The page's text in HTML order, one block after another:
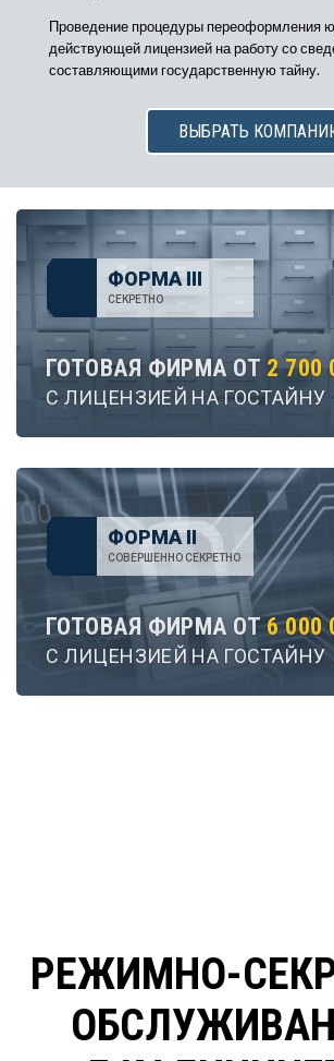
Проведение процедуры переоформления
действующей лицензией на работу со
составляющими государственную тайну.
ВЫБРАТЬ
ФОРМА III
СЕКРЕТНО
ГОТОВАЯ ФИРМА ОТ 2 700
С ЛИЦЕНЗИЕЙ НА ГОСТАЙНУ
ФОРМА II
СОВЕРШЕННО СЕКРЕТНО
ГОТОВАЯ ФИРМА ОТ6 000
С ЛИЦЕНЗИЕЙ НА ГОСТАЙНУ
РЕЖИМНО-